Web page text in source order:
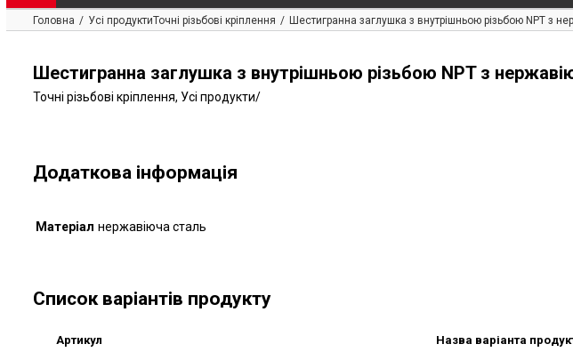
Головна Усі продуктиТочні різьбові кріплення Шестигранна заглушка з внутрішньою різьбою NPT з
Шестигранна заглушка з внутрішньою різьбою NPT з
Точні різьбові кріплення, Усі продукти/
Додаткова інформація
Матеріал нержавіюча сталь
Список варіантів продукту
Артикул Назва варіанта